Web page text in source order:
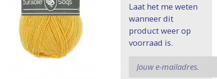
Laat het me weten
wanneer dit
product weer op
voorraad is.